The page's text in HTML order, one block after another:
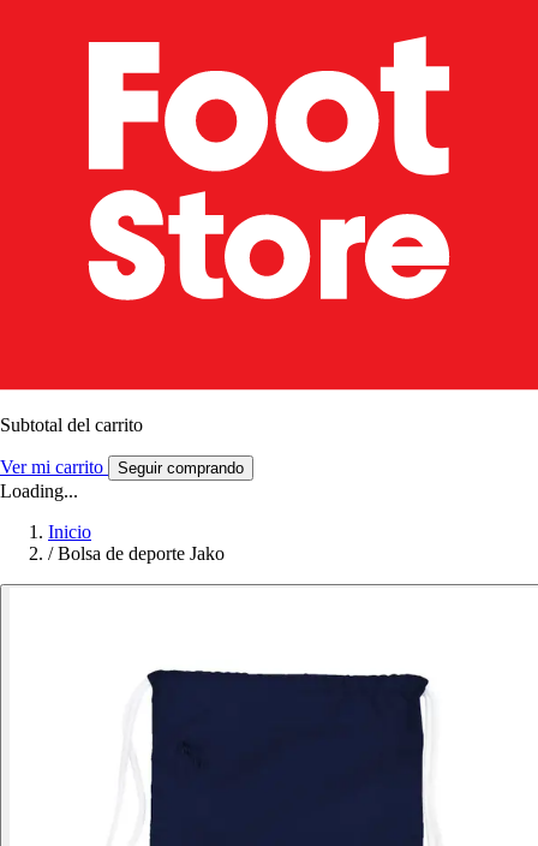
Subtotal del carrito
Ver mi carrito Seguir comprando
Loading...
Inicio
/ Bolsa de deporte Jako